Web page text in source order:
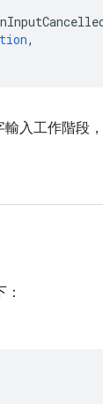
,
入工作階段